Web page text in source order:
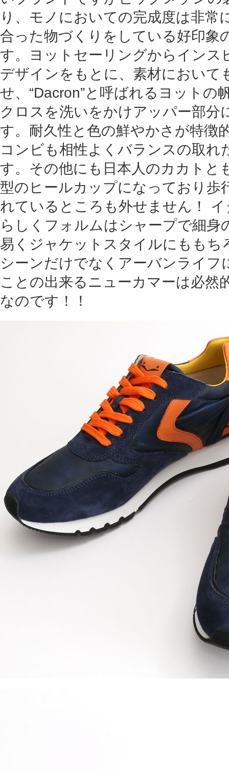
り、モノにおいての完成度は非常
合った物づくりをしている好印象
す。ヨットセーリングからインス
デザインをもとに、素材において
せ、“Dacron”と呼ばれるヨットの
クロスを洗いをかけアッパー部分
す。耐久性と色の鮮やかさが特徴
コンビも相性よくバランスの取れ
す。その他にも日本人のカカトと
型のヒールカップになっており歩
れているところも外せません！
らしくフォルムはシャープで細身
易くジャケットスタイルにもも
シーンだけでなくアーバンライフ
ことの出来るニューカマーは必然
なのです！！